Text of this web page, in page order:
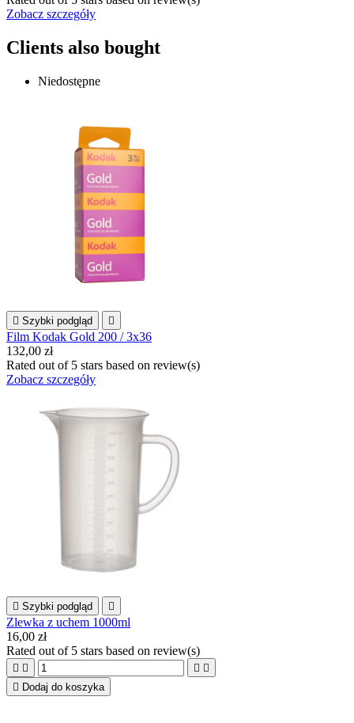
Zobacz szczegóły
Clients also bought
Niedostępne
 Szybki podgląd 
Film Kodak Gold 200 / 3x36
132,00 zł
Rated out of 5 stars based on review(s)
Zobacz szczegóły
 Szybki podgląd 
Zlewka z uchem 1000ml
16,00 zł
Rated out of 5 stars based on review(s)
   
 Dodaj do koszyka